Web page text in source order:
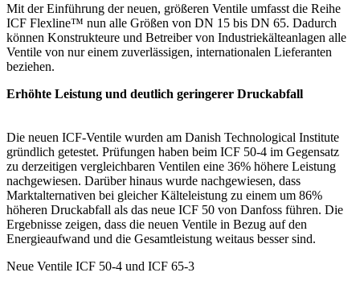
Mit der Einführung der neuen, größeren Ventile umfasst die Reihe
ICF Flexline™ nun alle Größen von DN 15 bis DN 65. Dadurch
können Konstrukteure und Betreiber von Industriekälteanlagen alle
Ventile von nur einem zuverlässigen, internationalen Lieferanten
beziehen.
Erhöhte Leistung und deutlich geringerer Druckabfall
Die neuen ICF-Ventile wurden am Danish Technological Institute
gründlich getestet. Prüfungen haben beim ICF 50-4 im Gegensatz
zu derzeitigen vergleichbaren Ventilen eine 36% höhere Leistung
nachgewiesen. Darüber hinaus wurde nachgewiesen, dass
Marktalternativen bei gleicher Kälteleistung zu einem um 86%
höheren Druckabfall als das neue ICF 50 von Danfoss führen. Die
Ergebnisse zeigen, dass die neuen Ventile in Bezug auf den
Energieaufwand und die Gesamtleistung weitaus besser sind.
Neue Ventile ICF 50-4 und ICF 65-3